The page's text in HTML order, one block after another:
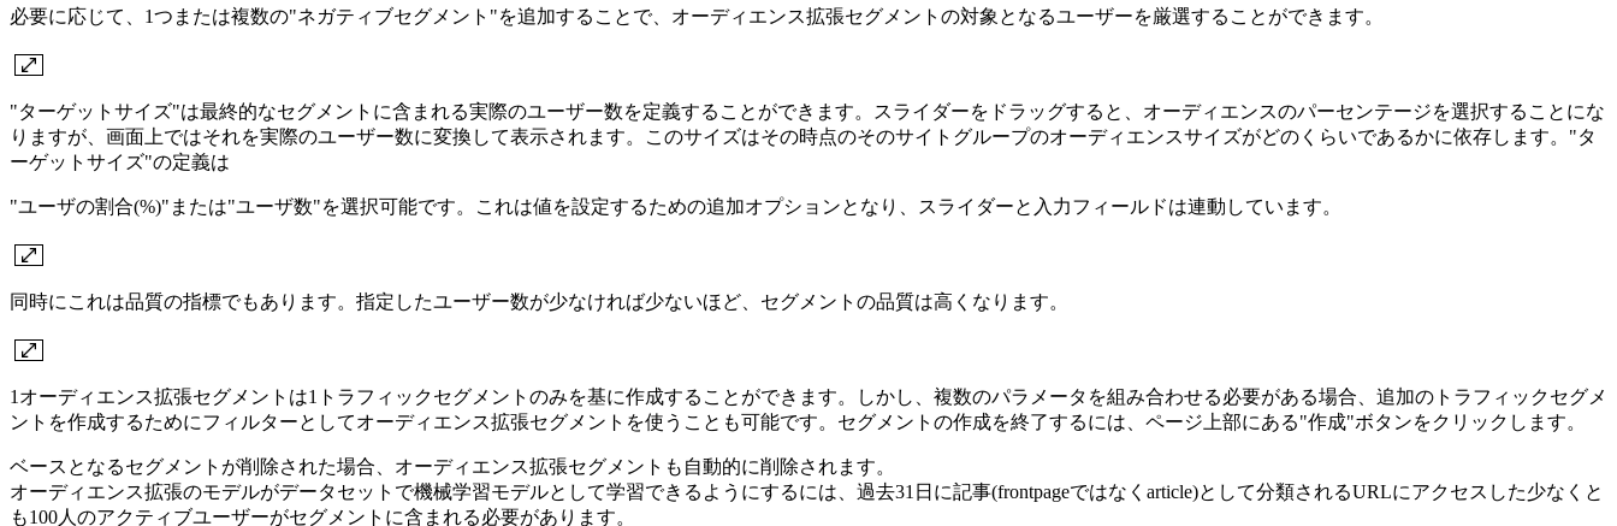
必要に応じて、1つまたは複数の"ネガティブセグメント"を追加することで、オーディエンス拡張セグメントの対象となるユーザーを厳選することができます。
"ターゲットサイズ"は最終的なセグメントに含まれる実際のユーザー数を定義することができます。スライダーをドラッグすると、オーディエンスのパーセンテージを選択することにな
りますが、画面上ではそれを実際のユーザー数に変換して表示されます。このサイズはその時点のそのサイトグループのオーディエンスサイズがどのくらいであるかに依存します。"タ
ーゲットサイズ"の定義は
"ユーザの割合(%)"または"ユーザ数"を選択可能です。これは値を設定するための追加オプションとなり、スライダーと入力フィールドは連動しています。
同時にこれは品質の指標でもあります。指定したユーザー数が少なければ少ないほど、セグメントの品質は高くなります。
1オーディエンス拡張セグメントは1トラフィックセグメントのみを基に作成することができます。しかし、複数のパラメータを組み合わせる必要がある場合、追加のトラフィックセグメ
ントを作成するためにフィルターとしてオーディエンス拡張セグメントを使うことも可能です。セグメントの作成を終了するには、ページ上部にある"作成"ボタンをクリックします。
ベースとなるセグメントが削除された場合、オーディエンス拡張セグメントも自動的に削除されます。
オーディエンス拡張のモデルがデータセットで機械学習モデルとして学習できるようにするには、過去31日に記事(frontpageではなくarticle)として分類されるURLにアクセスした少なくと
も100人のアクティブユーザーがセグメントに含まれる必要があります。